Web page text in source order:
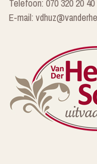
Telefoon: 070 320 20
E-mail: